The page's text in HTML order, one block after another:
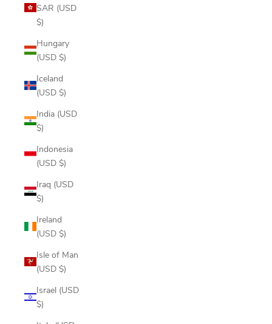
SAR (USD
$)
Hungary
(USD $)
Iceland
(USD $)
India (USD
$)
Indonesia
(USD $)
Iraq (USD
$)
Ireland
(USD $)
Isle of Man
(USD $)
Israel (USD
$)